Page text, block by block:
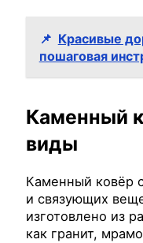
📌 Красивые
пошаговая
Каменный
виды
Каменный ковёр
и связующих
изготовлено из
как гранит,